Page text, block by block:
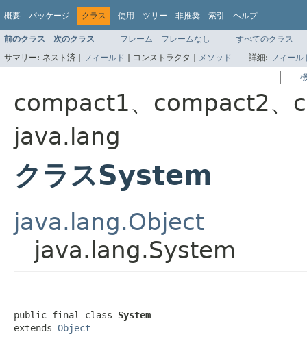
概要 パッケージ クラス 使用 ツリー 非推奨 索引 ヘルプ
前のクラス 次のクラス フレーム フレームなし
すべてのクラス
サマリー: ネスト済 | フィールド | コンストラクタ | メソッド 詳細: フィール
compact1、compact2、
java.lang
クラスSystem
java.lang.Object
java.lang.System
public final class System
extends Object